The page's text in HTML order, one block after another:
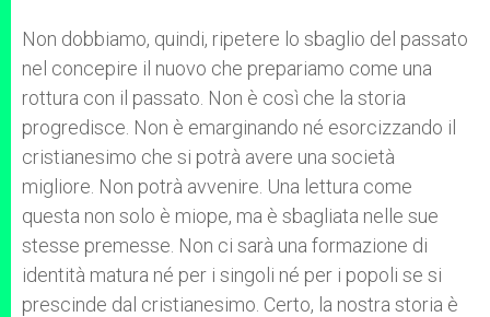
Non dobbiamo, quindi, ripetere lo sbaglio del passato
nel concepire il nuovo che prepariamo come una
rottura con il passato. Non è così che la storia
progredisce. Non è emarginando né esorcizzando il
cristianesimo che si potrà avere una società
migliore. Non potrà avvenire. Una lettura come
questa non solo è miope, ma è sbagliata nelle sue
stesse premesse. Non ci sarà una formazione di
identità matura né per i singoli né per i popoli se si
prescinde dal cristianesimo. Certo, la nostra storia è